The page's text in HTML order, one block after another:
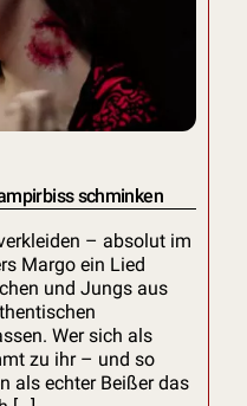
schminken
– absolut im
Margo ein Lied
und Jungs aus
Wer sich als
zu ihr – und so
als echter Beißer das